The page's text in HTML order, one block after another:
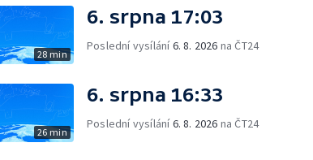
28 min
6. srpna 17:03
Poslední vysílání6. 8. 2026 na ČT24
26 min
6. srpna 16:33
Poslední vysílání6. 8. 2026 na ČT24